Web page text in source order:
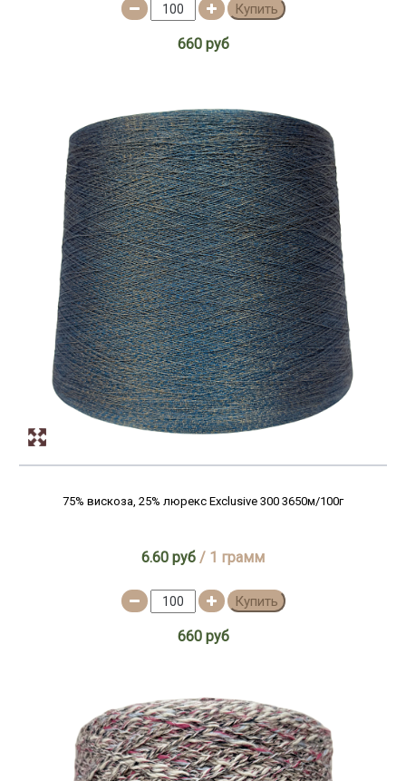
Купить
660 руб
75% вискоза, 25% люрекс Exclusive 300 3650м/100г
6.60 руб / 1 грамм
Купить
660 руб